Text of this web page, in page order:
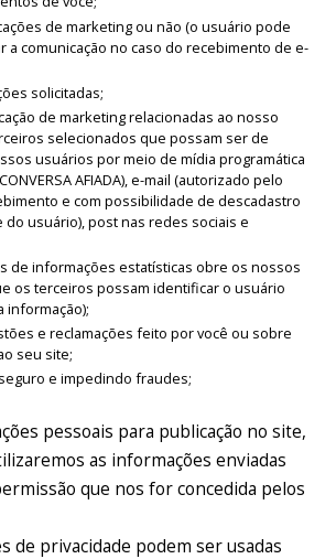
de marketing ou não (o usuário pode
a comunicação no caso do recebimento de e-
solicitadas;
de marketing relacionadas ao nosso
selecionados que possam ser de
usuários por meio de mídia programática
AFIADA), e-mail (autorizado pelo
e com possibilidade de descadastro
do usuário), post nas redes sociais e
de informações estatísticas obre os nossos
os terceiros possam identificar o usuário
informação);
e reclamações feito por você ou sobre
seu site;
e impedindo fraudes;
pessoais para publicação no site,
as informações enviadas
que nos for concedida pelos
de privacidade podem ser usadas